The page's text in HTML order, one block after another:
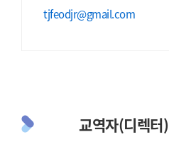
tjfeodjr@gmail.com
교역자(디렉터)